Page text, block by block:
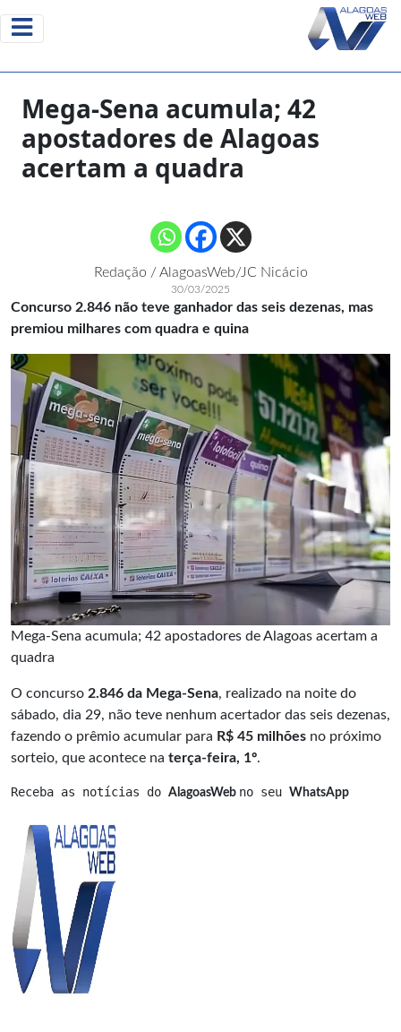
Mega-Sena acumula; 42
apostadores de Alagoas
acertam a quadra
Redação / AlagoasWeb/JC Nicácio
30/03/2025
Concurso 2.846 não teve ganhador das seis dezenas, mas
premiou milhares com quadra e quina
Mega-Sena acumula; 42 apostadores de Alagoas acertam a
quadra
O concurso 2.846 da Mega-Sena, realizado na noite do
sábado, dia 29, não teve nenhum acertador das seis dezenas,
fazendo o prêmio acumular para R$ 45 milhões no próximo
sorteio, que acontece na terça-feira, 1º.
Receba as notícias do AlagoasWeb no seu WhatsApp